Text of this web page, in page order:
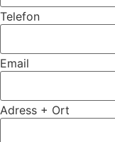
Telefon
Email
Adress + Ort